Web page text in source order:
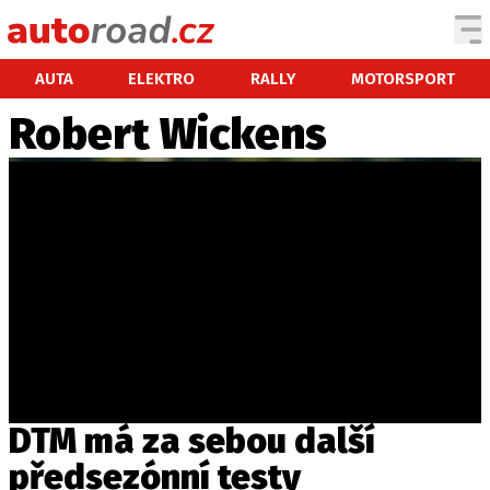
AUTA ELEKTRO RALLY MOTORSPORT
AUTA
TESTY AUT
NOVINKY
TUNING
PROFI
Robert Wickens
DTM má za sebou další
předsezónní testy